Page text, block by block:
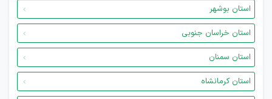
استان بوشهر
استان خراسان جنوبی
استان سمنان
استان کرمانشاه